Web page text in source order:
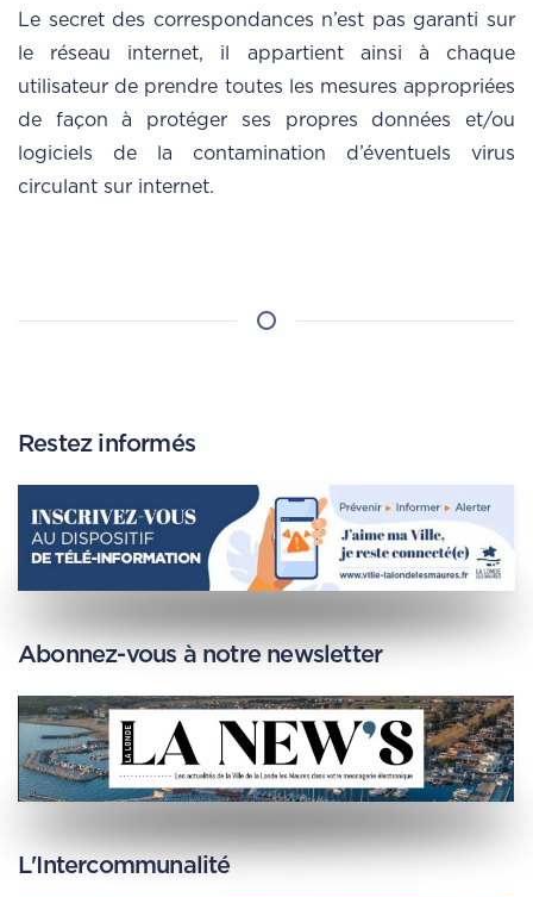
Le secret des correspondances n’est pas garanti sur
le réseau internet, il appartient ainsi à chaque
utilisateur de prendre toutes les mesures appropriées
de façon à protéger ses propres données et/ou
logiciels de la contamination d’éventuels virus
circulant sur internet.
Restez informés
Abonnez-vous à notre newsletter
L'Intercommunalité